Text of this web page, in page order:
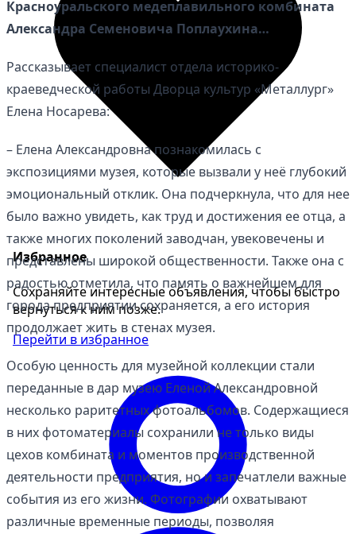
Избранное
Сохраняйте интересные объявления, чтобы быстро
вернуться к ним позже.
Перейти в избранное
Красноуральского медеплавильного комбината
Александра Семеновича Поплаухина…
Рассказывает специалист отдела историко-
краеведческой работы Дворца культур «Металлург»
Елена Носарева:
– Елена Александровна познакомилась с
экспозициями музея, которые вызвали у неё глубокий
эмоциональный отклик. Она подчеркнула, что для нее
было важно увидеть, как труд и достижения ее отца, а
также многих поколений заводчан, увековечены и
представлены широкой общественности. Также она с
радостью отметила, что память о важнейшем для
города предприятии сохраняется, а его история
продолжает жить в стенах музея.
Особую ценность для музейной коллекции стали
переданные в дар музею Еленой Александровной
несколько раритетных фотоальбомов. Содержащиеся
в них фотоматериалы сохранили не только виды
цехов комбината и моментов производственной
деятельности предприятия, но и запечатлели важные
события из его жизни. Фотографии охватывают
различные временные периоды, позволяя